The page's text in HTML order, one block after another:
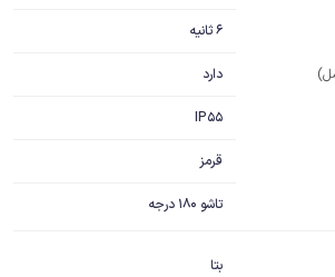
6 ثانیه
دارد
IP55
قرمز
تاشو 180 درجه
بتا